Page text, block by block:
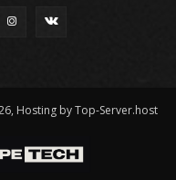
Hosting by Top-Server.host